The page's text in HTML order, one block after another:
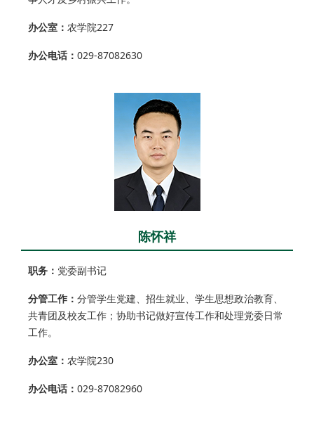
办公室： 农学院227
办公电话： 029-87082630
陈怀祥
职务： 党委副书记
分管工作： 分管学生党建、招生就业、学生思想政治教育、
共青团及校友工作；协助书记做好宣传工作和处理党委日常
工作。
办公室： 农学院230
办公电话： 029-87082960